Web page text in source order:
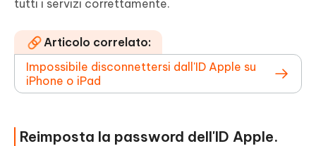
tutti i servizi correttamente.
Articolo correlato:
Impossibile disconnettersi dall'ID Apple su
iPhone o iPad
Reimposta la password dell'ID Apple.